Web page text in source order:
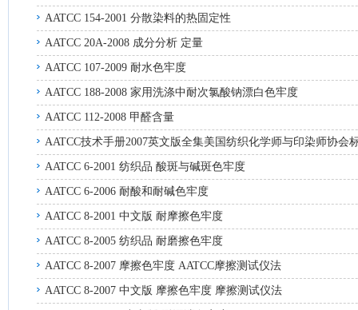
AATCC 154-2001 分散染料的热固定性
AATCC 20A-2008 成分分析 定量
AATCC 107-2009 耐水色牢度
AATCC 188-2008 家用洗涤中耐次氯酸钠漂白色牢度
AATCC 112-2008 甲醛含量
AATCC技术手册2007英文版全集美国纺织化学师与印染师协会
AATCC 6-2001 纺织品 酸斑与碱斑色牢度
AATCC 6-2006 耐酸和耐碱色牢度
AATCC 8-2001 中文版 耐摩擦色牢度
AATCC 8-2005 纺织品 耐磨擦色牢度
AATCC 8-2007 摩擦色牢度 AATCC摩擦测试仪法
AATCC 8-2007 中文版 摩擦色牢度 摩擦测试仪法